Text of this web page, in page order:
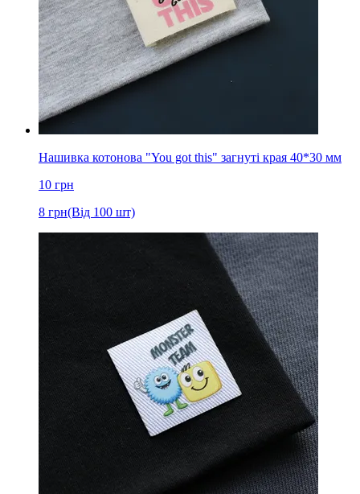
Нашивка котонова "You got this" загнуті края 40*30 мм
10 грн
8 грн(Від 100 шт)